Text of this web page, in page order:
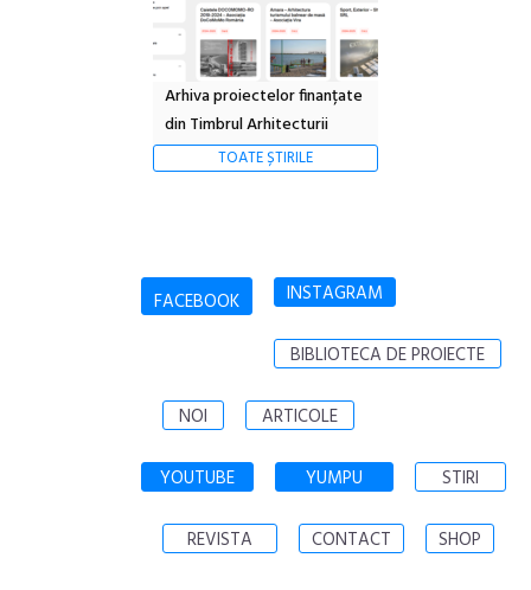
Arhiva proiectelor finanțate
din Timbrul Arhitecturii
TOATE ȘTIRILE
FACEBOOK INSTAGRAM
BIBLIOTECA DE PROIECTE
NOI ARTICOLE
YOUTUBE YUMPU STIRI
REVISTA CONTACT SHOP